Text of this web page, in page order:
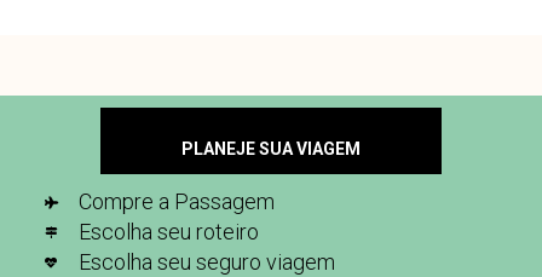
PLANEJE SUA VIAGEM
Compre a Passagem
Escolha seu roteiro
Escolha seu seguro viagem